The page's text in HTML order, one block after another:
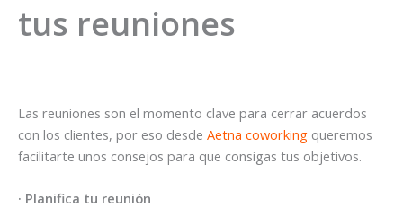
tus reuniones
Las reuniones son el momento clave para cerrar acuerdos
con los clientes, por eso desde Aetna coworking queremos
facilitarte unos consejos para que consigas tus objetivos.
· Planifica tu reunión